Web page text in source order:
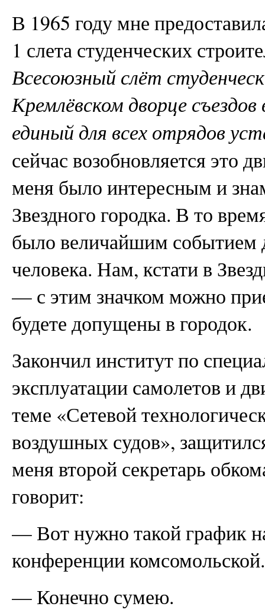
В 1965 году мне
1 слета студенческих
Всесоюзный слёт
Кремлёвском дворце
единый для всех отрядов
сейчас возобновляется это
меня было интересным и
Звездного городка. В то
было величайшим событием
человека. Нам, кстати в
— с этим значком можно
будете допущены в городок.
Закончил институт по
эксплуатации самолетов и
теме «Сетевой
воздушных судов»,
меня второй секретарь
говорит:
— Вот нужно такой график
конференции
— Конечно сумею.